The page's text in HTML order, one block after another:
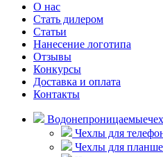
О нас
Стать дилером
Статьи
Нанесение логотипа
Отзывы
Конкурсы
Доставка и оплата
Контакты
Водонепроницаемые
Чехлы для
Чехлы для